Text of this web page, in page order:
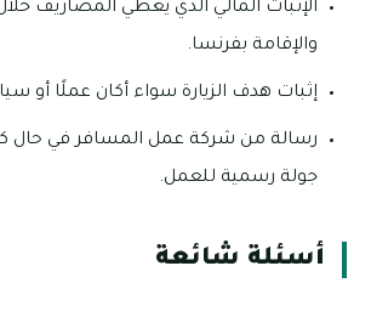
الإثبات المالي الذي يغطي المصاريف
والإقامة بفرنسا.
إثبات هدف الزيارة سواء أكان عملًا أو
رسالة من شركة عمل المسافر في حال
جولة رسمية للعمل.
أسئلة شائعة